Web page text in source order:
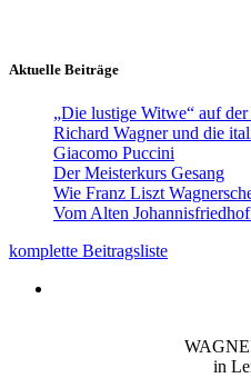
Aktuelle Beiträge
„Die lustige Witwe“ auf
Richard Wagner und die
Giacomo Puccini
Der Meisterkurs Gesang
Wie Franz Liszt
Vom Alten
komplette Beitragsliste
in